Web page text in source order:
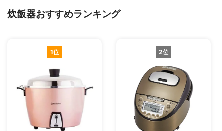
炊飯器おすすめランキング
1位 2位